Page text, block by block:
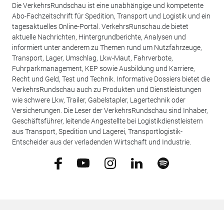
Die VerkehrsRundschau ist eine unabhängige und kompetente
Abo-Fachzeitschrift für Spedition, Transport und Logistik und ein
tagesaktuelles Online-Portal. VerkehrsRunschau.de bietet
aktuelle Nachrichten, Hintergrundberichte, Analysen und
informiert unter anderem zu Themen rund um Nutzfahrzeuge,
Transport, Lager, Umschlag, Lkw-Maut, Fahrverbote,
Fuhrparkmanagement, KEP sowie Ausbildung und Karriere,
Recht und Geld, Test und Technik. Informative Dossiers bietet die
VerkehrsRundschau auch zu Produkten und Dienstleistungen
wie schwere Lkw, Trailer, Gabelstapler, Lagertechnik oder
Versicherungen. Die Leser der VerkehrsRundschau sind Inhaber,
Geschäftsführer, leitende Angestellte bei Logistikdienstleistern
aus Transport, Spedition und Lagerei, Transportlogistik-
Entscheider aus der verladenden Wirtschaft und Industrie.